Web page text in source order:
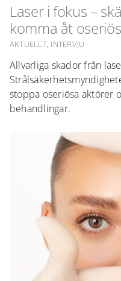
Laser i fokus –
komma åt
AKTUELLT, INTERVJU
Allvarliga skador från
stoppa oseriösa aktörer
behandlingar.